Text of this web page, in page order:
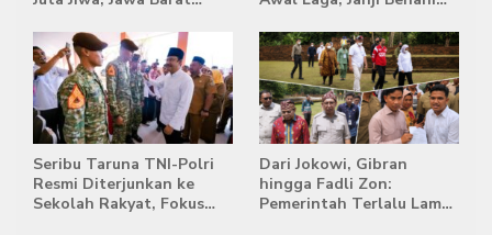
Terpadat
Singapura
Seribu Taruna TNI-Polri
Resmi Diterjunkan ke
Sekolah Rakyat, Fokus
Dari Jokowi, Gibran
hingga Fadli Zon:
Pemerintah Terlalu Lama